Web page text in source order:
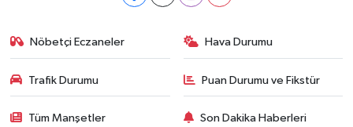
Nöbetçi Eczaneler Hava Durumu
Trafik Durumu Puan Durumu ve Fikstür
Tüm Manşetler Son Dakika Haberleri